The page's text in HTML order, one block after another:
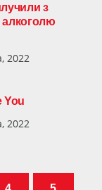
з
алкоголю
2022
You
2022